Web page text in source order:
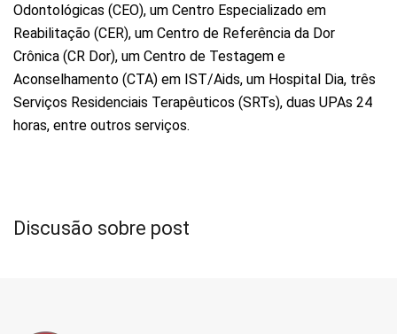
Odontológicas (CEO), um Centro Especializado em
Reabilitação (CER), um Centro de Referência da Dor
Crônica (CR Dor), um Centro de Testagem e
Aconselhamento (CTA) em IST/Aids, um Hospital Dia, três
Serviços Residenciais Terapêuticos (SRTs), duas UPAs 24
horas, entre outros serviços.
Discusão sobre post